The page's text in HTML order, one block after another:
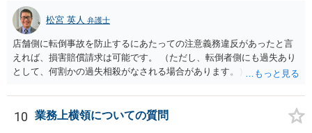
松宮 英人 弁護士
店舗側に転倒事故を防止するにあたっての注意義務違反があったと言
えれば、損害賠償請求は可能です。 （ただし、転倒者側にも過失あり
として、何割かの過失相殺がなされる場合があります。） 注意義務違
床材等の性質、清掃により濡れるなどしてどの程度滑りやすくなって
いたか（清掃の仕方）、当日の天候、店内の混雑具合や客の動線、店
員による注意喚起の有無、過去に同様の事故があったか否か…などな
10 業務上横領についての質問